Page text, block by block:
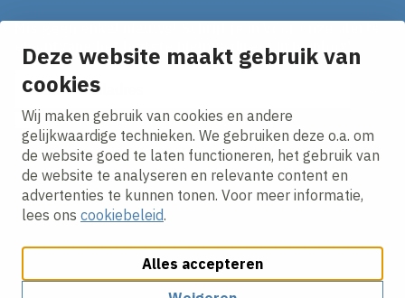
Deze website maakt gebruik van
cookies
Wij maken gebruik van cookies en andere
gelijkwaardige technieken. We gebruiken deze o.a. om
de website goed te laten functioneren, het gebruik van
de website te analyseren en relevante content en
advertenties te kunnen tonen. Voor meer informatie,
lees ons cookiebeleid.
Alles accepteren
en ontvang het laatste nieuws direct in je inbox!
E-mailadres
Ik ga akkoord met hetprivacy statement.
Cookies aanpassenCookie beleidPrivacy policy